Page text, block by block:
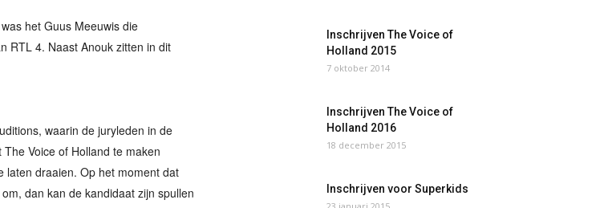
het Guus Meeuwis die
RTL 4. Naast Anouk zitten in dit
waarin de juryleden in de
Voice of Holland te maken
laten draaien. Op het moment dat
dan kan de kandidaat zijn spullen
Inschrijven The Voice of
Holland 2015
7 oktober 2014
Inschrijven The Voice of
Holland 2016
18 december 2015
Inschrijven voor Superkids